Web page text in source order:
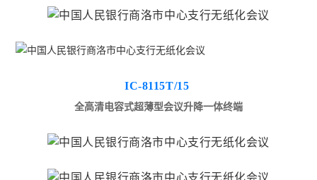
IC-8115T/15
全高清电容式超薄型会议升降一体终端